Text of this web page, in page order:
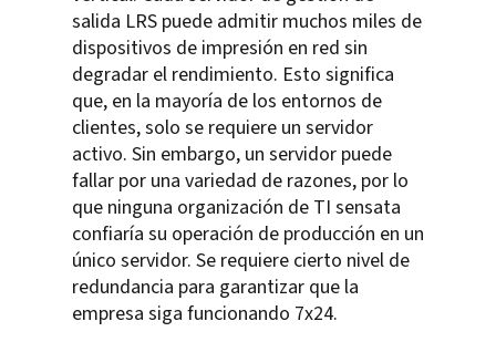
salida LRS puede admitir muchos miles de
dispositivos de impresión en red sin
degradar el rendimiento. Esto significa
que, en la mayoría de los entornos de
clientes, solo se requiere un servidor
activo. Sin embargo, un servidor puede
fallar por una variedad de razones, por lo
que ninguna organización de TI sensata
confiaría su operación de producción en un
único servidor. Se requiere cierto nivel de
redundancia para garantizar que la
empresa siga funcionando 7x24.